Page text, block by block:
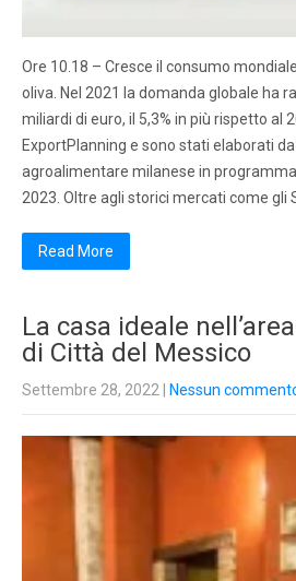
Ore 10.18 – Cresce il consumo
oliva. Nel 2021 la domanda globale ha
miliardi di euro, il 5,3% in più rispetto al
ExportPlanning e sono stati elaborati
agroalimentare milanese in programma
2023. Oltre agli storici mercati come gli
Read More
La casa ideale
di Città del Messico
Settembre 28, 2022 Nessun